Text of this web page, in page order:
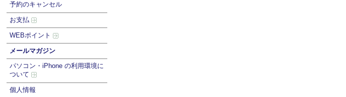
予約のキャンセル
お支払
WEBポイント
メールマガジン
パソコン・iPhone の利用環境に
ついて
個人情報